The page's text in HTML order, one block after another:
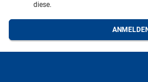
diese.